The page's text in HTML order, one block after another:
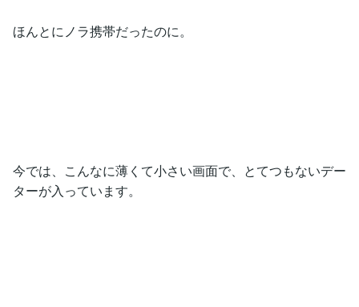
ほんとにノラ携帯だったのに。
今では、こんなに薄くて小さい画面で、とてつもないデー
ターが入っています。